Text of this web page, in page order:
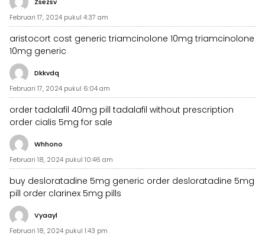
Februari 17, 2024 pukul 4:37 am
aristocort cost generic triamcinolone 10mg triamcinolone
10mg generic
Dkkvdq
Februari 17, 2024 pukul 6:04 am
order tadalafil 40mg pill tadalafil without prescription
order cialis 5mg for sale
Whhono
Februari 18, 2024 pukul 10:46 am
buy desloratadine 5mg generic order desloratadine 5mg
pill order clarinex 5mg pills
Vyaayl
Februari 18, 2024 pukul 1:43 pm